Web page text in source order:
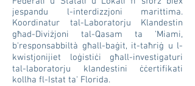
jespandu l-interdizzjoni marittima.
Koordinatur tal-Laboratorju Klandestin
għad-Diviżjoni tal-Qasam ta 'Miami,
b'responsabbiltà għall-baġit, it-taħriġ u l-
kwistjonijiet loġistiċi għall-investigaturi
tal-laboratorju klandestini ċċertifikati
kollha fl-Istat ta' Florida.